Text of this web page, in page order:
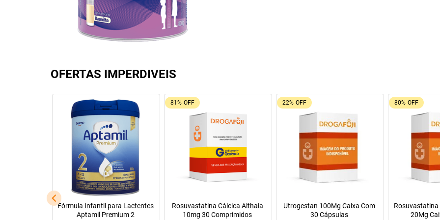
OFERTAS IMPERDIVEIS
OFF
Tadalafila Ems 5mg 30
comprimidos revestidos
26% OFF
Leve + Pague -
Pregomin Fórmula Infantil para
Lactentes Pepti 400g
9% OFF
Oferta do Mês
Máscara de Tratamento Lola
Cosmetics Morte Súbita 450g
Manitol 20%